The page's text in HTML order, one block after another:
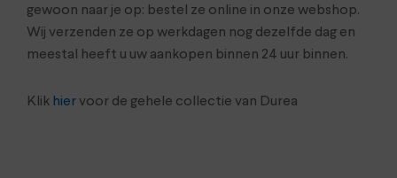
gewoon naar je op: bestel ze online in onze webshop.
Wij verzenden ze op werkdagen nog dezelfde dag en
meestal heeft u uw aankopen binnen 24 uur binnen.
Klik hiervoor de gehele collectie van Durea